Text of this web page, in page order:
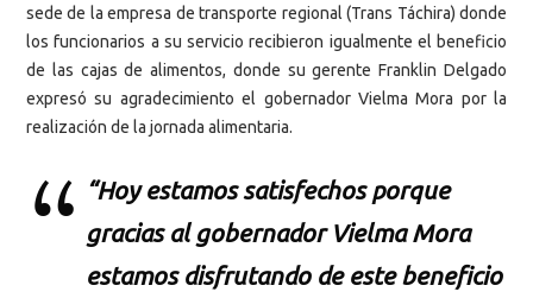
sede de la empresa de transporte regional (Trans Táchira) donde
los funcionarios a su servicio recibieron igualmente el beneficio
de las cajas de alimentos, donde su gerente Franklin Delgado
expresó su agradecimiento el gobernador Vielma Mora por la
realización de la jornada alimentaria.
“Hoy estamos satisfechos porque
gracias al gobernador Vielma Mora
estamos disfrutando de este beneficio